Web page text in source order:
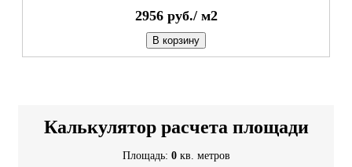
2956 руб./ м2
В корзину
Калькулятор расчета площади
Площадь: 0 кв. метров